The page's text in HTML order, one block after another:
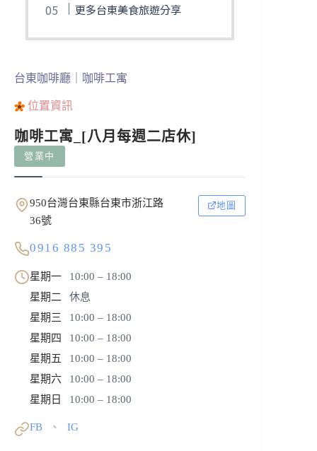
更多台東美食旅遊分享
台東咖啡廳｜咖啡工寓
位置資訊
咖啡工寓_[八月每週二店休]
營業中
950台灣台東縣台東市浙江路
36號
地圖
0916 885 395
星期一
10:00 – 18:00
星期二
休息
星期三
10:00 – 18:00
星期四
10:00 – 18:00
星期五
10:00 – 18:00
星期六
10:00 – 18:00
星期日
10:00 – 18:00
FB 、 IG